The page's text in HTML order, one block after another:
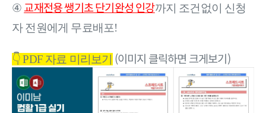
④ 교재전용 쌩기초 단기완성 인강까지 조건없이 신청
자 전원에게 무료배포!
👇 PDF 자료 미리보기 (이미지 클릭하면 크게보기)